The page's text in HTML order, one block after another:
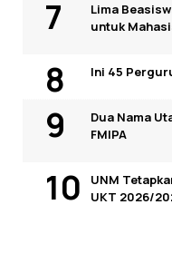
Lima
untuk
Ini 45
Dua Nama
FMIPA
UNM
UKT 2026/